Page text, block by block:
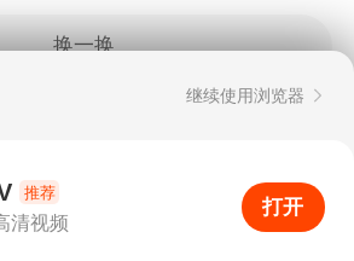
换一换
打开APP
继续使用浏览器
推荐
清视频
打开